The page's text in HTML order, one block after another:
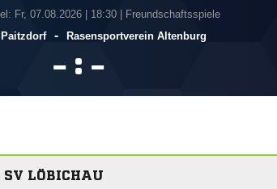
Fr, 07.08.2026
18:30 | Freundschaftsspiele
- Rasensportverein Altenburg
 : 
LÖBICHAU